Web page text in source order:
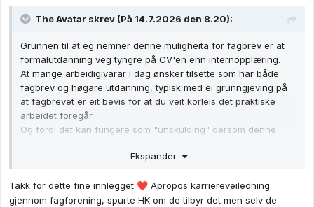
The Avatar skrev (På 14.7.2026 den 8.20):
Grunnen til at eg nemner denne muligheita for fagbrev er at
formalutdanning veg tyngre på CV'en enn internopplæring.
At mange arbeidigivarar i dag ønsker tilsette som har både
fagbrev og høgare utdanning, typisk med ei grunngjeving på
at fagbrevet er eit bevis for at du veit korleis det praktiske
arbeidet foregår.
Og fordi det kan fungere som "unskulding" dersom denne
tilbake til butikkjobben for å ta fagbrev i faget, og ikkje fordi
Ekspander
Takk for dette fine innlegget ❤️ Apropos karriereveiledning
gjennom fagforening, spurte HK om de tilbyr det men selv de